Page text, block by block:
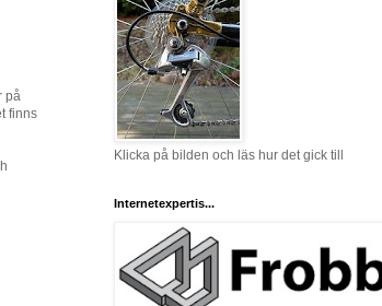
på
finns
Klicka på bilden och läs hur det gick till
Internetexpertis...